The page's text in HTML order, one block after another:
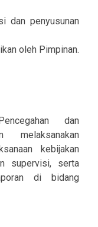
dan penyusunan
oleh Pimpinan.
dan
melaksanakan
kebijakan
supervisi, serta
di bidang